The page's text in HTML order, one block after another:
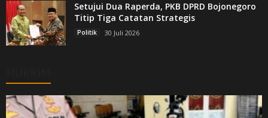
Setujui Dua Raperda, PKB DPRD Bojonegoro
Titip Tiga Catatan Strategis
Politik 30 Juli 2026